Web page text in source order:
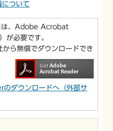
について
は、Adobe Acrobat
必要です。
ら無償でダウンロードでき
ダウンロードへ（外部サ